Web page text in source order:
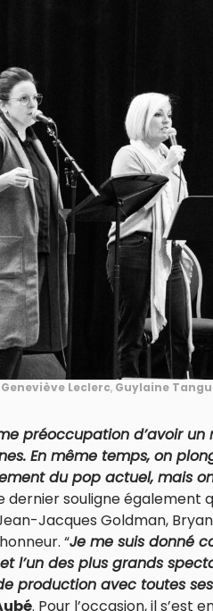
Geneviève Leclerc, Guylaine
préoccupation d’avoir
En même temps, on
du pop actuel, mais
dernier souligne également
Jacques Goldman,
“Je me suis donné
l’un des plus grands
production avec toutes
. Pour l’occasion, il s’est